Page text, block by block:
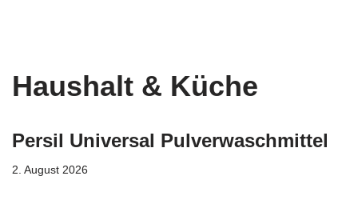
Haushalt & Küche
Persil Universal Pulverwaschmittel
2. August 2026